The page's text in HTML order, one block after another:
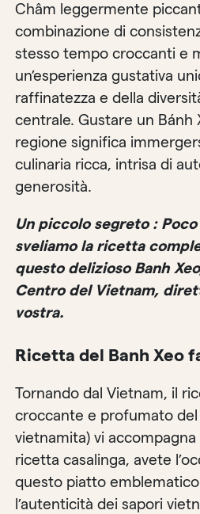
Châm leggermente
combinazione di
stesso tempo croccanti e
un’esperienza gustativa
raffinatezza e della
centrale. Gustare un Bánh
regione significa
culinaria ricca, intrisa di
generosità.
Un piccolo segreto :
sveliamo la ricetta
questo delizioso Banh
Centro del Vietnam,
vostra.
Ricetta del Banh Xeo
Tornando dal Vietnam, il
croccante e profumato del
vietnamita) vi
ricetta casalinga, avete
questo piatto
l’autenticità dei sapori